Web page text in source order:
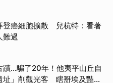
登癌細胞擴散 兒杭特：看著
難過
蹟...騙了20年！他夷平山丘自
址」削觀光客 瞎掰埃及豔